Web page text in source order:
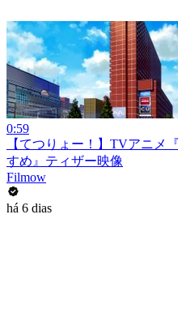
0:59
【てつりょー！】TVアニメ
すめ』ティザー映像
Filmow
há 6 dias